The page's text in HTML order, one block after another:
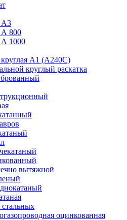
А3
А 800
1000
А1 (А240C)
круглый раскатка
вытяжной
оцинкованная